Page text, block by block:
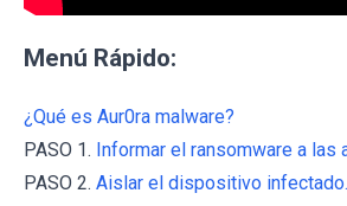
Menú Rápido:
¿Qué es Aur0ra malware?
PASO 1. Informar el ransomware a las
PASO 2. Aislar el dispositivo infectado.